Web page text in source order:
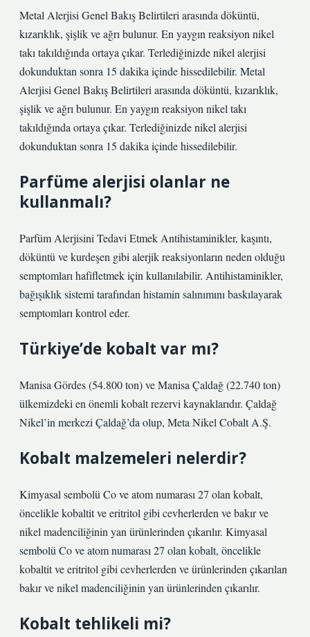
Metal Alerjisi Genel Bakış Belirtileri arasında döküntü,
kızarıklık, şişlik ve ağrı bulunur. En yaygın reaksiyon nikel
takı takıldığında ortaya çıkar. Terlediğinizde nikel alerjisi
dokunduktan sonra 15 dakika içinde hissedilebilir. Metal
Alerjisi Genel Bakış Belirtileri arasında döküntü, kızarıklık,
şişlik ve ağrı bulunur. En yaygın reaksiyon nikel takı
takıldığında ortaya çıkar. Terlediğinizde nikel alerjisi
dokunduktan sonra 15 dakika içinde hissedilebilir.
Parfüme alerjisi olanlar ne
kullanmalı?
Parfüm Alerjisini Tedavi Etmek Antihistaminikler, kaşıntı,
döküntü ve kurdeşen gibi alerjik reaksiyonların neden olduğu
semptomları hafifletmek için kullanılabilir. Antihistaminikler,
bağışıklık sistemi tarafından histamin salınımını baskılayarak
semptomları kontrol eder.
Türkiye’de kobalt var mı?
Manisa Gördes (54.800 ton) ve Manisa Çaldağ (22.740 ton)
ülkemizdeki en önemli kobalt rezervi kaynaklarıdır. Çaldağ
Nikel’in merkezi Çaldağ’da olup, Meta Nikel Cobalt A.Ş.
Kobalt malzemeleri nelerdir?
Kimyasal sembolü Co ve atom numarası 27 olan kobalt,
öncelikle kobaltit ve eritritol gibi cevherlerden ve bakır ve
nikel madenciliğinin yan ürünlerinden çıkarılır. Kimyasal
sembolü Co ve atom numarası 27 olan kobalt, öncelikle
kobaltit ve eritritol gibi cevherlerden ve ürünlerinden çıkarılan
bakır ve nikel madenciliğinin yan ürünlerinden çıkarılır.
Kobalt tehlikeli mi?